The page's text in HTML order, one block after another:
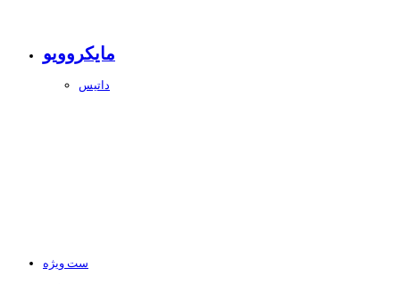
مایکروویو
داتیس
ست ویژه